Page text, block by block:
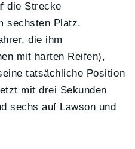
die Strecke
sechsten Platz.
die ihm
mit harten Reifen),
tatsächliche Position
mit drei Sekunden
sechs auf Lawson und